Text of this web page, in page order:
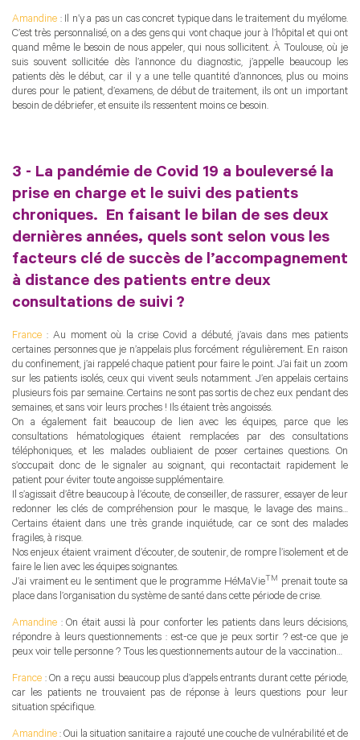
Amandine : Il n’y a pas un cas concret typique dans le traitement du myélome.
C’est très personnalisé, on a des gens qui vont chaque jour à l’hôpital et qui ont
quand même le besoin de nous appeler, qui nous sollicitent. À Toulouse, où je
suis souvent sollicitée dès l’annonce du diagnostic, j’appelle beaucoup les
patients dès le début, car il y a une telle quantité d’annonces, plus ou moins
dures pour le patient, d’examens, de début de traitement, ils ont un important
besoin de débriefer, et ensuite ils ressentent moins ce besoin.
3 - La pandémie de Covid 19 a bouleversé la
prise en charge et le suivi des patients
chroniques. En faisant le bilan de ses deux
dernières années, quels sont selon vous les
facteurs clé de succès de l’accompagnement
à distance des patients entre deux
consultations de suivi ?
France : Au moment où la crise Covid a débuté, j’avais dans mes patients
certaines personnes que je n’appelais plus forcément régulièrement. En raison
du confinement, j’ai rappelé chaque patient pour faire le point. J’ai fait un zoom
sur les patients isolés, ceux qui vivent seuls notamment. J’en appelais certains
plusieurs fois par semaine. Certains ne sont pas sortis de chez eux pendant des
semaines, et sans voir leurs proches ! Ils étaient très angoissés.
On a également fait beaucoup de lien avec les équipes, parce que les
consultations hématologiques étaient remplacées par des consultations
téléphoniques, et les malades oubliaient de poser certaines questions. On
s’occupait donc de le signaler au soignant, qui recontactait rapidement le
patient pour éviter toute angoisse supplémentaire.
Il s’agissait d’être beaucoup à l’écoute, de conseiller, de rassurer, essayer de leur
redonner les clés de compréhension pour le masque, le lavage des mains…
Certains étaient dans une très grande inquiétude, car ce sont des malades
fragiles, à risque.
Nos enjeux étaient vraiment d’écouter, de soutenir, de rompre l’isolement et de
faire le lien avec les équipes soignantes.
J’ai vraiment eu le sentiment que le programme HéMaVieTM prenait toute sa
place dans l’organisation du système de santé dans cette période de crise.
Amandine : On était aussi là pour conforter les patients dans leurs décisions,
répondre à leurs questionnements : est-ce que je peux sortir ? est-ce que je
peux voir telle personne ? Tous les questionnements autour de la vaccination…
France : On a reçu aussi beaucoup plus d’appels entrants durant cette période,
car les patients ne trouvaient pas de réponse à leurs questions pour leur
situation spécifique.
Amandine : Oui la situation sanitaire a rajouté une couche de vulnérabilité et de